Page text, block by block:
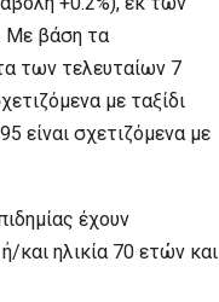
Με βάση τα
των τελευταίων 7
με ταξίδι
είναι σχετιζόμενα με
έχουν
και ηλικία 70 ετών και